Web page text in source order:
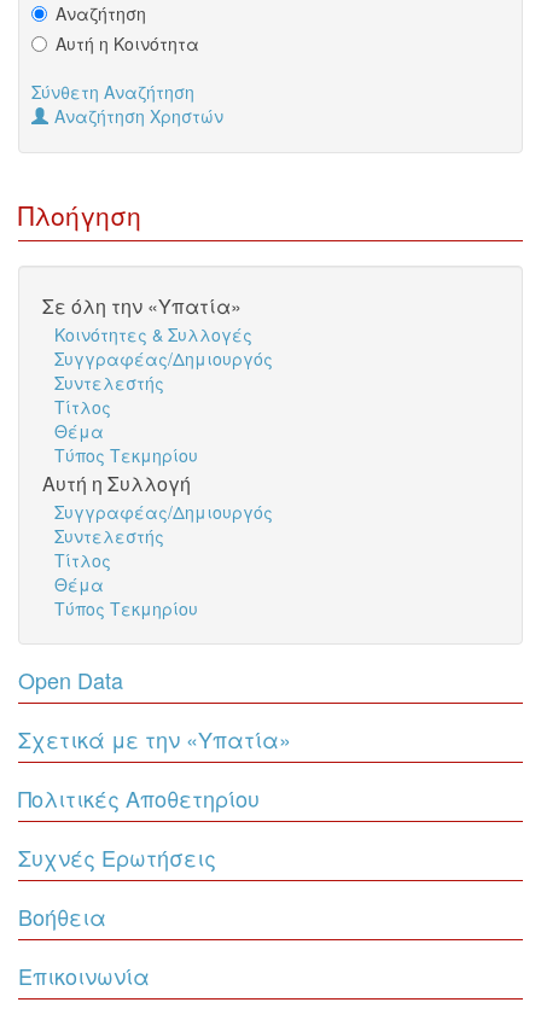
Αναζήτηση
Αυτή η Κοινότητα
Σύνθετη Αναζήτηση
Αναζήτηση Χρηστών
Πλοήγηση
Σε όλη την «Υπατία»
Κοινότητες & Συλλογές
Συγγραφέας/Δημιουργός
Συντελεστής
Τίτλος
Θέμα
Τύπος Τεκμηρίου
Αυτή η Συλλογή
Συγγραφέας/Δημιουργός
Συντελεστής
Τίτλος
Θέμα
Τύπος Τεκμηρίου
Open Data
Σχετικά με την «Υπατία»
Πολιτικές Αποθετηρίου
Συχνές Ερωτήσεις
Βοήθεια
Επικοινωνία